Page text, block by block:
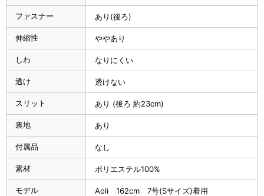
ファスナー あり(後ろ)
伸縮性 ややあり
しわ なりにくい
透け 透けない
スリット あり (後ろ 約23cm)
裏地 あり
付属品 なし
素材 ポリエステル100%
モデル Aoli 162cm 7号(Sサイズ)着用